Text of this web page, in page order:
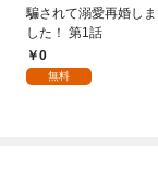
騙されて溺愛再婚しま
した！ 第1話
0
無料